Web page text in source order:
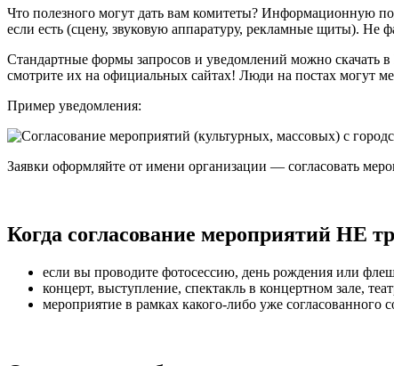
Что полезного могут дать вам комитеты? Информационную
если есть (сцену, звуковую аппаратуру, рекламные щиты). Не
Стандартные формы запросов и уведомлений можно скачать
смотрите их на официальных сайтах! Люди на постах могут
Пример уведомления:
Заявки оформляйте от имени организации — согласовать
Когда согласование мероприятий НЕ
если вы проводите фотосессию, день рождения или
концерт, выступление, спектакль в концертном зале,
мероприятие в рамках какого-либо уже согласованного